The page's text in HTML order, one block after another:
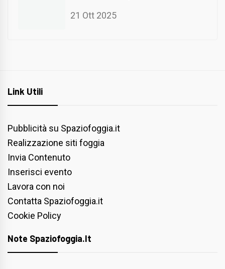
21 Ott 2025
Link Utili
Pubblicità su Spaziofoggia.it
Realizzazione siti foggia
Invia Contenuto
Inserisci evento
Lavora con noi
Contatta Spaziofoggia.it
Cookie Policy
Note Spaziofoggia.it